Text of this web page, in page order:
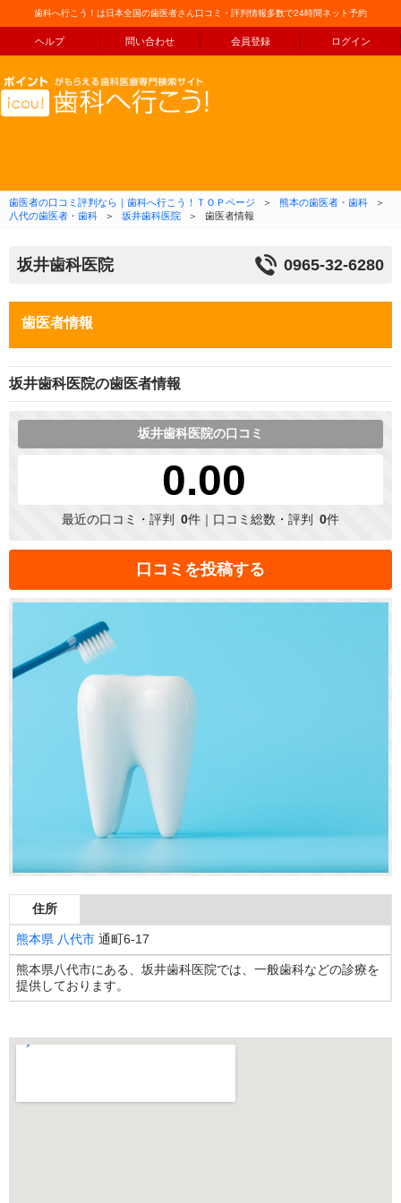
歯科へ行こう！は日本全国の歯医者さん口コミ・評判情報多数で24時間ネット予約
ヘルプ 問い合わせ 会員登録 ログイン
コンテンツへ移動
歯医者の口コミ評判なら｜歯科へ行こう！ＴＯＰページ ＞ 熊本の歯医者・歯科
＞
八代の歯医者・歯科
＞ 坂井歯科医院 ＞ 歯医者情報
坂井歯科医院 0965-32-6280
歯医者情報
坂井歯科医院の歯医者情報
坂井歯科医院の口コミ
0.00
最近の口コミ・評判 0件｜口コミ総数・評判 0件
口コミを投稿する
住所
熊本県 八代市 通町6-17
熊本県八代市にある、坂井歯科医院では、一般歯科などの診療を
提供しております。